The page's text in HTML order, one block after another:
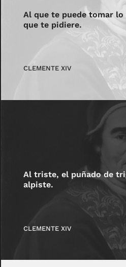
Al que te puede tomar
que te pidiere.
CLEMENTE XIV
Al triste, el puñado de
alpiste.
CLEMENTE XIV